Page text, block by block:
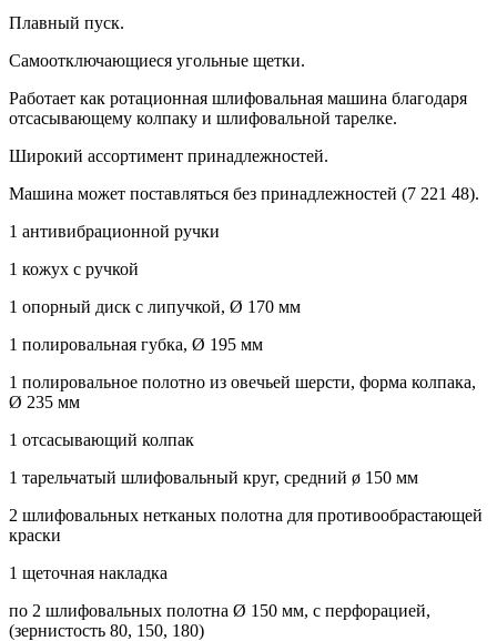
Плавный пуск.
Самоотключающиеся угольные щетки.
Работает как ротационная шлифовальная машина благодаря
отсасывающему колпаку и шлифовальной тарелке.
Широкий ассортимент принадлежностей.
Машина может поставляться без принадлежностей (7 221 48).
1 антивибрационной ручки
1 кожух с ручкой
1 опорный диск с липучкой, Ø 170 мм
1 полировальная губка, Ø 195 мм
1 полировальное полотно из овечьей шерсти, форма колпака,
Ø 235 мм
1 отсасывающий колпак
1 тарельчатый шлифовальный круг, средний ø 150 мм
2 шлифовальных нетканых полотна для противообрастающей
краски
1 щеточная накладка
по 2 шлифовальных полотна Ø 150 мм, с перфорацией,
(зернистость 80, 150, 180)